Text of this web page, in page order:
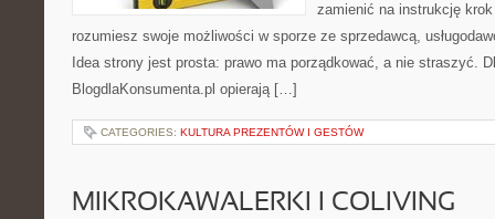
zamienić na instrukcję
rozumiesz swoje możliwości w sporze ze sprzedawcą,
Idea strony jest prosta: prawo ma porządkować, a nie straszyć.
BlogdlaKonsumenta.pl opierają […]
CATEGORIES: KULTURA PREZENTÓW I GESTÓW
MIKROKAWALERKI I COLIVING